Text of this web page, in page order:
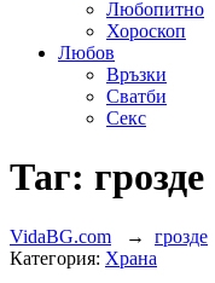
Любопитно
Хороскоп
Любов
Връзки
Сватби
Секс
Таг: грозде
VidaBG.com → грозде
Категория: Храна